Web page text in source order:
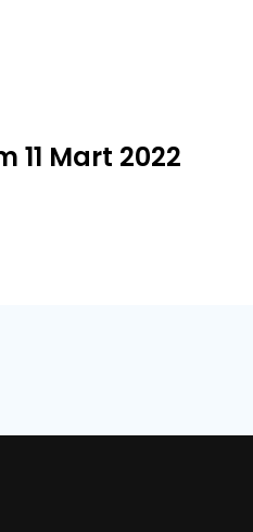
11 Mart 2022